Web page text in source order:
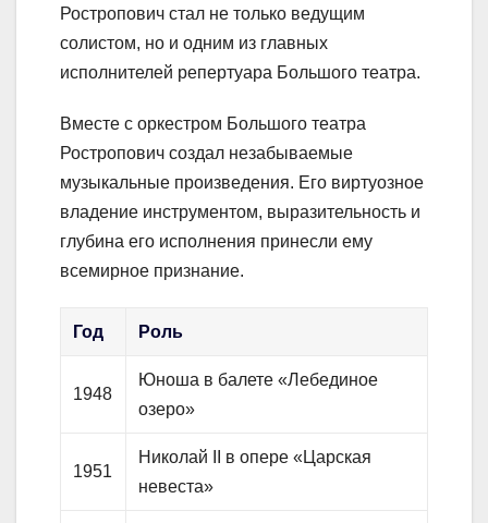
Ростропович стал не только ведущим
солистом, но и одним из главных
исполнителей репертуара Большого театра.
Вместе с оркестром Большого театра
Ростропович создал незабываемые
музыкальные произведения. Его виртуозное
владение инструментом, выразительность и
глубина его исполнения принесли ему
всемирное признание.
Год Роль
1948
Юноша в балете «Лебединое
озеро»
1951
Николай II в опере «Царская
невеста»